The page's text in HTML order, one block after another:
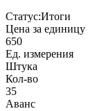
Статус:Итоги
Цена за единицу
650
Ед. измерения
Штука
Кол-во
35
Аванс